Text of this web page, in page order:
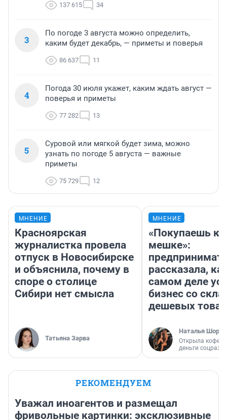
137 615 34
3
По погоде 3 августа можно определить,
каким будет декабрь, — приметы и поверья
86 637 11
4
Погода 30 июля укажет, каким ждать август —
поверья и приметы
77 282 13
5
Суровой или мягкой будет зима, можно
узнать по погоде 5 августа — важные
приметы
75 729 12
МНЕНИЕ
Красноярская
журналистка провела
отпуск в Новосибирске
и объяснила, почему в
споре о столице
Сибири нет смысла
Татьяна Зарва
МНЕНИЕ
«Покупаешь
мешке»:
рассказала,
самом деле
бизнес со
дешевых
Наталья
Открыла
деньги
РЕКОМЕНДУЕМ
Уважал иноагентов и размещал
фривольные картинки: эксклюзивные